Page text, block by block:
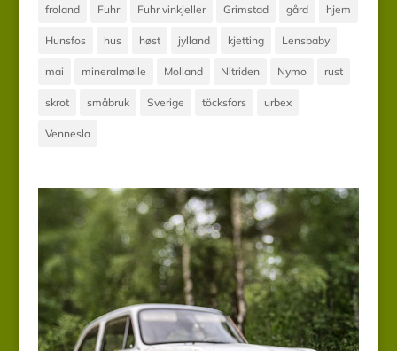
froland Fuhr Fuhr vinkjeller Grimstad gård hjem
Hunsfos hus høst jylland kjetting Lensbaby
mai mineralmølle Molland Nitriden Nymo rust
skrot småbruk Sverige töcksfors urbex
Vennesla